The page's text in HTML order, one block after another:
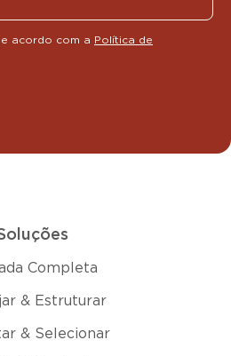
acordo com a Política de
Completa
& Estruturar
& Selecionar